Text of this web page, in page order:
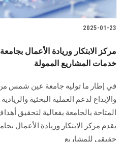
2025-01-23
مركز الابتكار وريادة الأعمال
خدمات المشاريع الممولة
في إطار ما توليه جامعة عين شمس من
والإبداع لدعم العملية البحثية
‏المتاحة بالجامعة بفعالية لتحقيق
حقيقي للمشاريع‏